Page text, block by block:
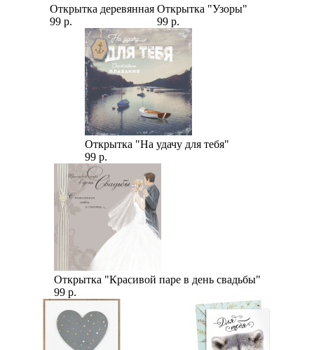
Открытка деревянная
99 р.
Открытка "Узоры"
99 р.
Открытка "На удачу для тебя"
99 р.
Открытка "Красивой паре в день свадьбы"
99 р.